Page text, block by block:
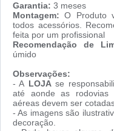
Garantia: 3 meses
Montagem: O Produto
todos acessórios.
feita por um profissional
Recomendação de
úmido
Observações:
- A LOJAse
até aonde as rodovias
aéreas devem ser
- As imagens são
decoração.